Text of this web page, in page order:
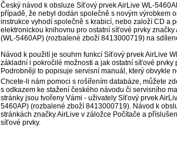
Český návod k obsluze Síťový prvek AirLive WL-
případě, že nebyl dodán společně s novým výrobkem
instrukce vyhodí společně s krabicí, nebo založí CD a
elektronickou knihovnu pro ostatní síťové prvky
(WL-5460AP) (rozbalené zboží 8413000719) na
Návod k použití je souhrn funkcí Síťový prvek AirLive
základní i pokročilé možnosti a jak ostatní síťové
Podrobněji to popisuje servisní manuál, který obvykle
Chcete-li nám pomoci s rošířením databáze, můžete
s odkazem ke stažení českého návodu či servisního
stránky jsou tvořeny Vámi - uživately Síťový prvek
5460AP) (rozbalené zboží 8413000719). Návod k
stránkách značky AirLive v záložce Počítače a
síťové prvky.